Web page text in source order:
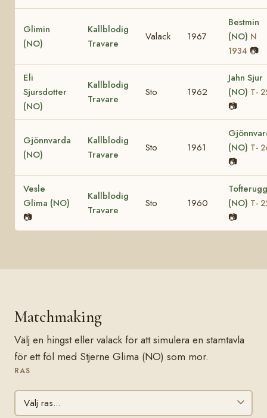
Glimin
(NO)
Kallblodig
Travare
Valack 1967
Bestmin
(NO) N
1934 📷
Eli
Sjursdotter
(NO)
Kallblodig
Travare
Sto 1962
Jahn Sjur
(NO) T-
📷
Gjönnvarda
(NO)
Kallblodig
Travare
Sto 1961
(NO) T-
📷
Vesle
Glima (NO)
📷
Kallblodig
Travare
Sto 1960
(NO) T-
📷
Matchmaking
Välj en hingst eller valack för att simulera en stamtavla
för ett föl med Stjerne Glima (NO) som mor.
RAS